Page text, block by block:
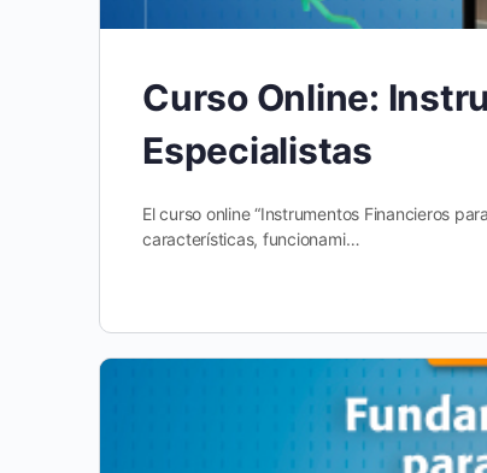
Curso Online:
Especialistas
El curso online “Instrumentos Financieros
características, funcionami…